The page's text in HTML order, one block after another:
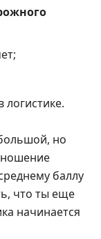
но
баллу
что ты еще
начинается